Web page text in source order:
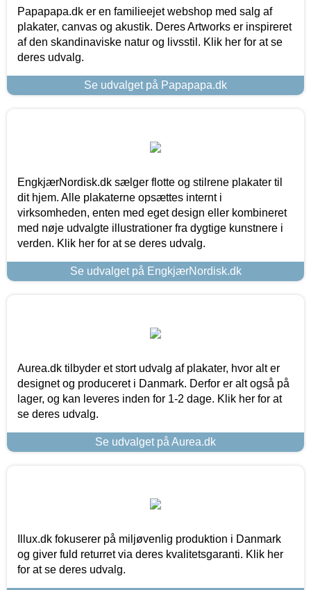
Papapapa.dk er en familieejet webshop med salg af
plakater, canvas og akustik. Deres Artworks er inspireret
af den skandinaviske natur og livsstil. Klik her for at se
deres udvalg.
Se udvalget på Papapapa.dk
EngkjærNordisk.dk sælger flotte og stilrene plakater til
dit hjem. Alle plakaterne opsættes internt i
virksomheden, enten med eget design eller kombineret
med nøje udvalgte illustrationer fra dygtige kunstnere i
verden. Klik her for at se deres udvalg.
Se udvalget på EngkjærNordisk.dk
Aurea.dk tilbyder et stort udvalg af plakater, hvor alt er
designet og produceret i Danmark. Derfor er alt også på
lager, og kan leveres inden for 1-2 dage. Klik her for at
se deres udvalg.
Se udvalget på Aurea.dk
Illux.dk fokuserer på miljøvenlig produktion i Danmark
og giver fuld returret via deres kvalitetsgaranti. Klik her
for at se deres udvalg.